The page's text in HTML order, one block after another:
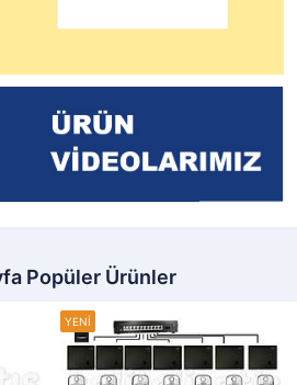
Popüler Ürünler